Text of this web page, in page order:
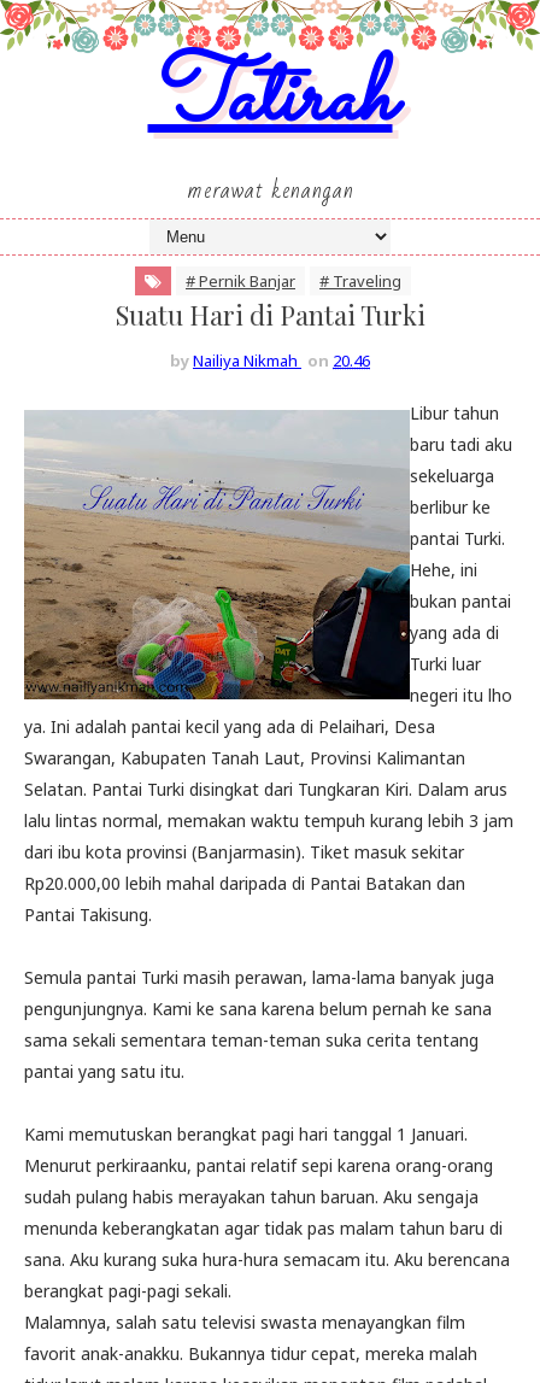
Tatirah
merawat kenangan
# Pernik Banjar # Traveling
Suatu Hari di Pantai Turki
byNailiya Nikmah on 20.46
Libur tahun
baru tadi aku
sekeluarga
berlibur ke
pantai Turki.
Hehe, ini
bukan pantai
yang ada di
Turki luar
negeri itu lho
ya. Ini adalah pantai kecil yang ada di Pelaihari, Desa
Swarangan, Kabupaten Tanah Laut, Provinsi Kalimantan
Selatan. Pantai Turki disingkat dari Tungkaran Kiri. Dalam arus
lalu lintas normal, memakan waktu tempuh kurang lebih 3 jam
dari ibu kota provinsi (Banjarmasin). Tiket masuk sekitar
Rp20.000,00 lebih mahal daripada di Pantai Batakan dan
Pantai Takisung.
Semula pantai Turki masih perawan, lama-lama banyak juga
pengunjungnya. Kami ke sana karena belum pernah ke sana
sama sekali sementara teman-teman suka cerita tentang
pantai yang satu itu.
Kami memutuskan berangkat pagi hari tanggal 1 Januari.
Menurut perkiraanku, pantai relatif sepi karena orang-orang
sudah pulang habis merayakan tahun baruan. Aku sengaja
menunda keberangkatan agar tidak pas malam tahun baru di
sana. Aku kurang suka hura-hura semacam itu. Aku berencana
berangkat pagi-pagi sekali.
Malamnya, salah satu televisi swasta menayangkan film
favorit anak-anakku. Bukannya tidur cepat, mereka malah